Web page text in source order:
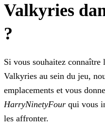
Valkyries
?
Si vous souhaitez connaître
Valkyries au sein du jeu,
emplacements et vous
HarryNinetyFour qui vous
les affronter.